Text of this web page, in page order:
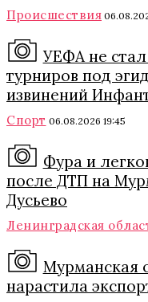
Происшествия
УЕФА не
турниров под
извинений
Спорт 06.08.2026 19:45
Фура и
после ДТП на
Дусьево
Ленинградская
Мурманская
нарастила